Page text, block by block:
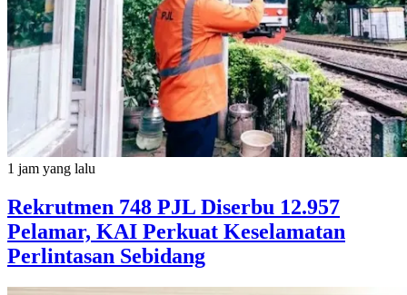
1 jam yang lalu
Rekrutmen 748 PJL Diserbu 12.957
Pelamar, KAI Perkuat Keselamatan
Perlintasan Sebidang